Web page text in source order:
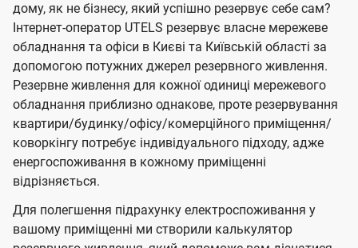
дому, як не бізнесу, який успішно резервує себе сам?
Інтернет-оператор UTELS резервує власне мережеве
обладнання та офіси в Києві та Київській області за
допомогою потужних джерел резервного живлення.
Резервне живлення для кожної одиниці мережевого
обладнання приблизно однакове, проте резервування
квартири/будинку/офісу/комерційного приміщення/
коворкінгу потребує індивідуального підходу, адже
енергоспоживання в кожному приміщенні
відрізняється.
Для полегшення підрахунку електроспоживання у
вашому приміщенні ми створили калькулятор